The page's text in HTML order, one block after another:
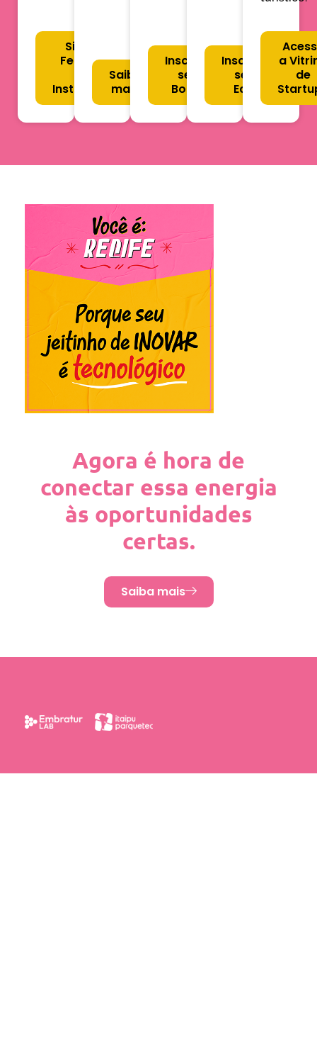
Siga o
Festival
Instagram
Saiba
mais
Inscreva-
se no
Boletim
Inscreva-
se no
Edital
a
de
Agora é hora de
conectar essa energia
às oportunidades
certas.
Saiba mais